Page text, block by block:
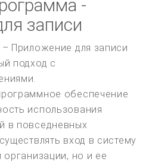
-
записи
Приложение для записи
подход с
обеспечение
использования
в повседневных
вход в систему
организации, но и ее